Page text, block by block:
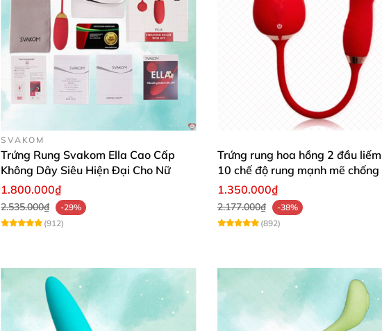
SVAKOM
Trứng Rung Svakom Ella Cao Cấp
Không Dây Siêu Hiện Đại Cho Nữ
1.800.000₫
2.535.000₫
-29%
(912)
Trứng rung hoa hồng 2 đầu
10 chế độ rung mạnh mẽ chống
1.350.000₫
2.177.000₫
-38%
(892)